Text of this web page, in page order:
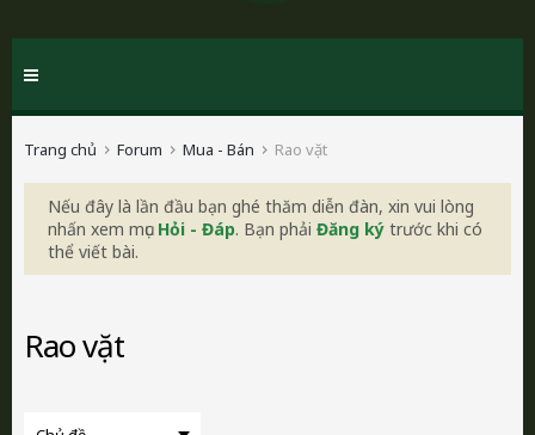
Trang chủ Forum Mua - Bán Rao vặt
Nếu đây là lần đầu bạn ghé thăm diễn đàn, xin vui lòng
nhấn xem mục Hỏi - Đáp. Bạn phải Đăng ký trước khi có
thể viết bài.
Rao vặt